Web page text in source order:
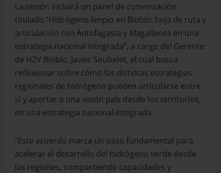
La sesión incluirá un panel de conversación
titulado “Hidrógeno limpio en Biobío: hoja de ruta y
articulación con Antofagasta y Magallanes en una
estrategia nacional integrada”, a cargo del Gerente
de H2V Biobío, Javier Soubelet, el cual busca
reflexionar sobre cómo las distintas estrategias
regionales de hidrógeno pueden articularse entre
sí y aportar a una visión país desde los territorios,
en una estrategia nacional integrada.
“Este acuerdo marca un paso fundamental para
acelerar el desarrollo del hidrógeno verde desde
las regiones, compartiendo capacidades y